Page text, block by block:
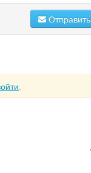
Отправить
.